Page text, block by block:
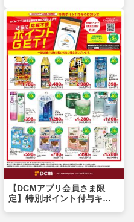
【DCMアプリ会員さま限
定】特別ポイント付与キャ